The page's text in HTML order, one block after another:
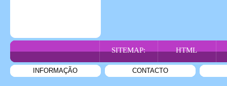
SITEMAP: HTML
INFORMAÇÃO CONTACTO